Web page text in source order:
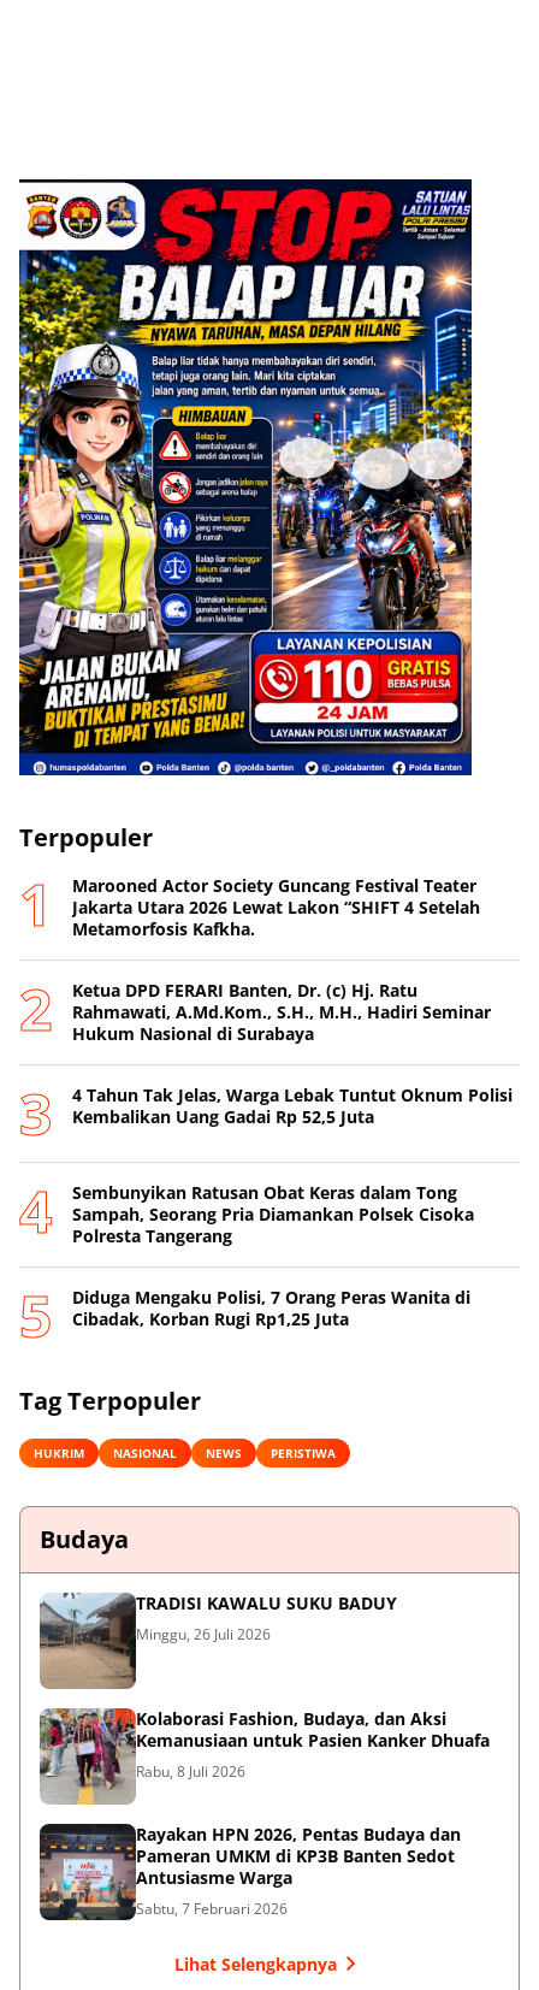
ADVERTISEMENT
Terpopuler
Marooned Actor Society Guncang Festival Teater
Jakarta Utara 2026 Lewat Lakon “SHIFT 4 Setelah
Metamorfosis Kafkha.
Ketua DPD FERARI Banten, Dr. (c) Hj. Ratu
Rahmawati, A.Md.Kom., S.H., M.H., Hadiri Seminar
Hukum Nasional di Surabaya
4 Tahun Tak Jelas, Warga Lebak Tuntut Oknum Polisi
Kembalikan Uang Gadai Rp 52,5 Juta
Sembunyikan Ratusan Obat Keras dalam Tong
Sampah, Seorang Pria Diamankan Polsek Cisoka
Polresta Tangerang
Diduga Mengaku Polisi, 7 Orang Peras Wanita di
Cibadak, Korban Rugi Rp1,25 Juta
Tag Terpopuler
HUKRIM NASIONAL NEWS PERISTIWA
Budaya
TRADISI KAWALU SUKU BADUY
Minggu, 26 Juli 2026
Kolaborasi Fashion, Budaya, dan Aksi
Kemanusiaan untuk Pasien Kanker Dhuafa
Rabu, 8 Juli 2026
Rayakan HPN 2026, Pentas Budaya dan
Pameran UMKM di KP3B Banten Sedot
Antusiasme Warga
Sabtu, 7 Februari 2026
Lihat Selengkapnya